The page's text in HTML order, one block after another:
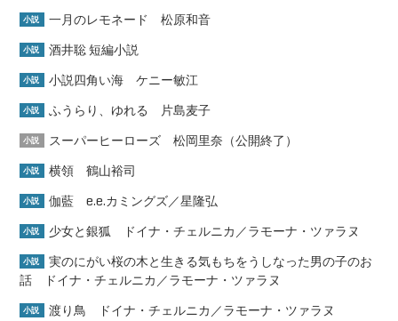
小説 一月のレモネード 松原和音
小説 酒井聡 短編小説
小説 小説四角い海 ケニー敏江
小説 ふうらり、ゆれる 片島麦子
小説 スーパーヒーローズ 松岡里奈（公開終了）
小説 横領 鶴山裕司
小説 伽藍 e.e.カミングズ／星隆弘
小説 少女と銀狐 ドイナ・チェルニカ／ラモーナ・ツァラヌ
小説
実のにがい桜の木と生きる気もちをうしなった男の子のお
話 ドイナ・チェルニカ／ラモーナ・ツァラヌ
小説 渡り鳥 ドイナ・チェルニカ／ラモーナ・ツァラヌ